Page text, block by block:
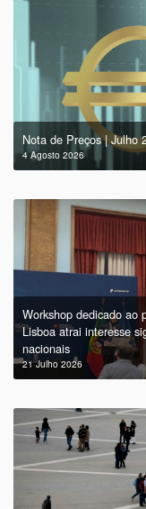
Nota de Preços | Julho
4 Agosto 2026
Workshop dedicado ao
Lisboa atrai interesse
nacionais
21 Julho 2026